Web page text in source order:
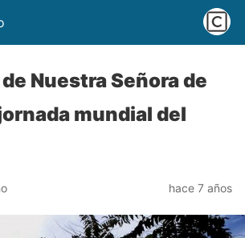
Nuestra Señora de
mundial del
hace 7 años